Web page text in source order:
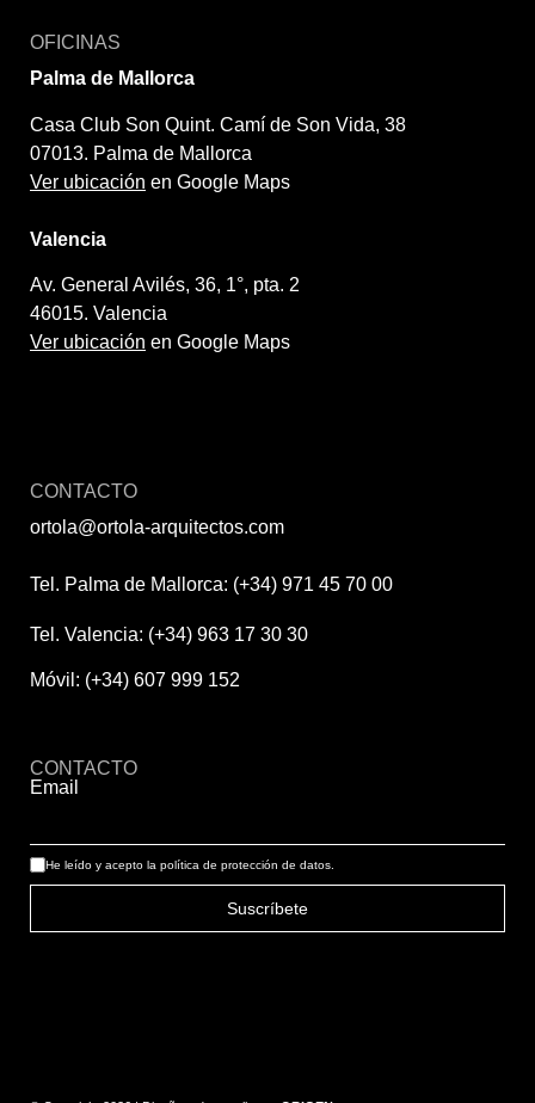
OFICINAS
Palma de Mallorca
Casa Club Son Quint. Camí de Son Vida, 38
07013. Palma de Mallorca
Ver ubicación en Google Maps
Valencia
Av. General Avilés, 36, 1°, pta. 2
46015. Valencia
Ver ubicación en Google Maps
CONTACTO
ortola@ortola-arquitectos.com
Tel. Palma de Mallorca: (+34) 971 45 70 00
Tel. Valencia: (+34) 963 17 30 30
Móvil: (+34) 607 999 152
CONTACTO
Email
He leído y acepto la política de protección de datos.
Suscríbete